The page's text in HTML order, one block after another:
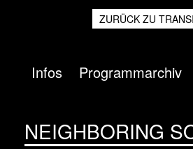
ZURÜCK ZU
Infos Programmarchiv
NEIGHBORING